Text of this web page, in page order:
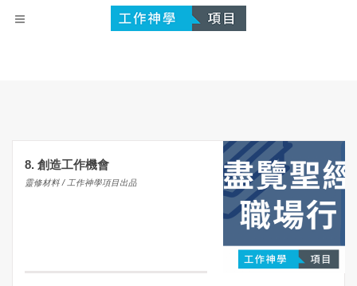
8. 創造工作機會
靈修材料 / 工作神學項目出品